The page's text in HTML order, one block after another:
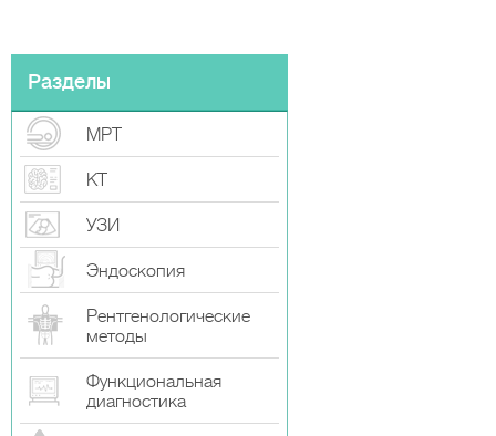
Разделы
МРТ
КТ
УЗИ
Эндоскопия
Рентгенологические
методы
Функциональная
диагностика